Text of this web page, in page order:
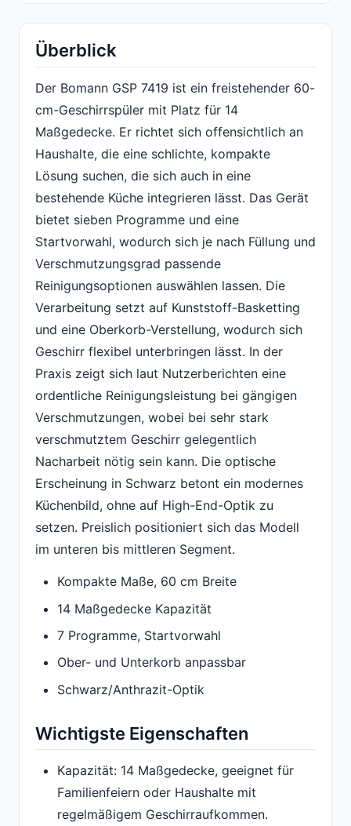
Überblick
Der Bomann GSP 7419 ist ein freistehender 60-
cm-Geschirrspüler mit Platz für 14
Maßgedecke. Er richtet sich offensichtlich an
Haushalte, die eine schlichte, kompakte
Lösung suchen, die sich auch in eine
bestehende Küche integrieren lässt. Das Gerät
bietet sieben Programme und eine
Startvorwahl, wodurch sich je nach Füllung und
Verschmutzungsgrad passende
Reinigungsoptionen auswählen lassen. Die
Verarbeitung setzt auf Kunststoff-Basketting
und eine Oberkorb-Verstellung, wodurch sich
Geschirr flexibel unterbringen lässt. In der
Praxis zeigt sich laut Nutzerberichten eine
ordentliche Reinigungsleistung bei gängigen
Verschmutzungen, wobei bei sehr stark
verschmutztem Geschirr gelegentlich
Nacharbeit nötig sein kann. Die optische
Erscheinung in Schwarz betont ein modernes
Küchenbild, ohne auf High-End-Optik zu
setzen. Preislich positioniert sich das Modell
im unteren bis mittleren Segment.
Kompakte Maße, 60 cm Breite
14 Maßgedecke Kapazität
7 Programme, Startvorwahl
Ober- und Unterkorb anpassbar
Schwarz/Anthrazit-Optik
Wichtigste Eigenschaften
Kapazität: 14 Maßgedecke, geeignet für
Familienfeiern oder Haushalte mit
regelmäßigem Geschirraufkommen.